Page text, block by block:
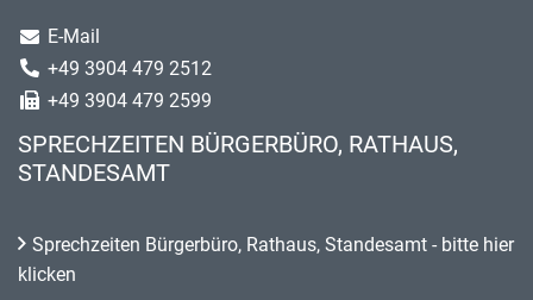
E-Mail
+49 3904 479 2512
+49 3904 479 2599
SPRECHZEITEN BÜRGERBÜRO, RATHAUS,
STANDESAMT
Sprechzeiten Bürgerbüro, Rathaus, Standesamt - bitte hier
klicken